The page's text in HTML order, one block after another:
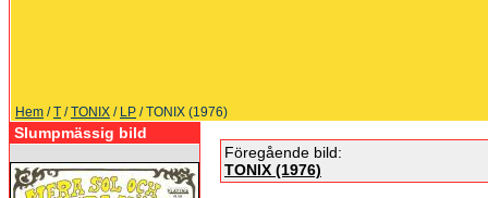
Hem /T /TONIX / LP / TONIX (1976)
Slumpmässig bild
Föregående bild:
TONIX (1976)